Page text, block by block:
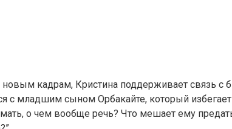
новым кадрам, Кристина поддерживает связь
с младшим сыном Орбакайте, который
о чем вообще речь? Что мешает ему